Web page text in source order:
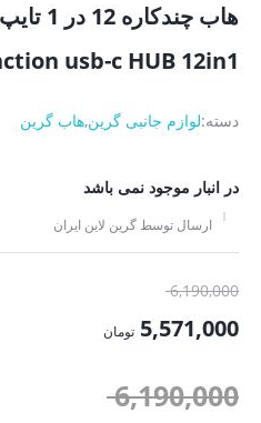
usb-c HUB 12in1
دسته:لوازم جانبی گرین,هاب گرین
در انبار موجود نمی باشد
ارسال توسط گرین لاین ایران
6,190,000قیمت
اصلی:
بود.
5,571,000 تومان
فعلی:
6,190,000